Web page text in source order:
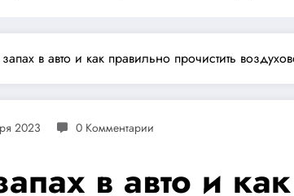
в авто и как правильно прочистить
2023 0 Комментарии
в авто и